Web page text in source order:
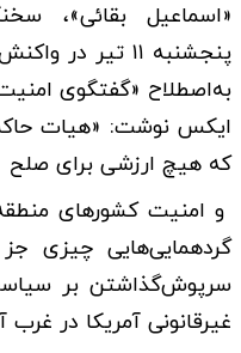
«اسماعیل بقائی»،
پنجشنبه ۱۱ تیر
به‌اصطلاح «گفتگوی
ایکس نوشت: «هیات
که هیچ ارزشی برای صلح
و امنیت کشورهای
گردهمایی‌هایی چیزی
سرپوش‌گذاشتن بر
غیرقانونی آمریکا در